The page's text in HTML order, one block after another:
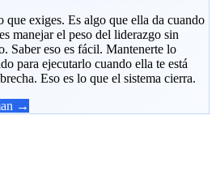
que exiges. Es algo que ella da cuando
manejar el peso del liderazgo sin
Saber eso es fácil. Mantenerte lo
para ejecutarlo cuando ella te está
Eso es lo que el sistema cierra.
→